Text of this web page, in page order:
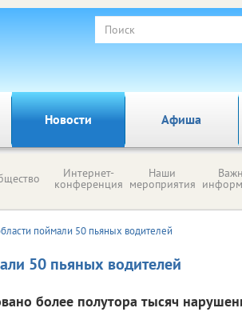
Новости Афиша
Интернет-
конференция
Наши
мероприятия
поймали 50 пьяных водителей
50 пьяных водителей
более полутора тысяч